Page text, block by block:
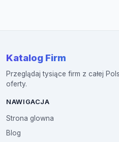
Katalog Firm
Przeglądaj tysiące firm z całej
oferty.
NAWIGACJA
Strona glowna
Blog